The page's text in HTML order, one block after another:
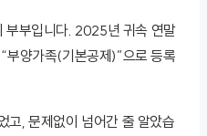
부입니다. 2025년 귀속 연말
부양가족(기본공제)”으로 등록
고, 문제없이 넘어간 줄 알았습